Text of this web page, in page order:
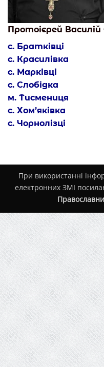
Протоієрей
с. Братківці
с. Красилівка
с. Марківці
с. Слобідка
м. Тисмениця
с. Хом’яківка
с. Чорнолізці
При використанні
електронних ЗМІ